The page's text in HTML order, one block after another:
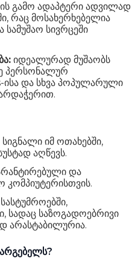
გამო ადაპტერი ადვილად
რაც მოსახერხებელია
სამუშაო სივრცეში
იდეალურად მუშაობს
პერსონალურ
ისა და სხვა პოპულარული
იმ ოთახებში,
აღწევს.
და
კომპიუტერისთვის.
სადაც საზოგადოებრივი
არასტაბილურია.